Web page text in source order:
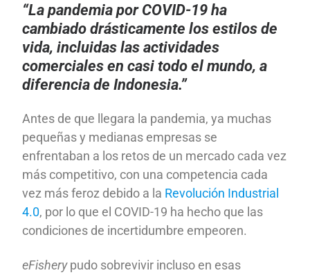
“La pandemia por COVID-19 ha
cambiado drásticamente los estilos de
vida, incluidas las actividades
comerciales en casi todo el mundo, a
diferencia de Indonesia.”
Antes de que llegara la pandemia, ya muchas
pequeñas y medianas empresas se
enfrentaban a los retos de un mercado cada vez
más competitivo, con una competencia cada
vez más feroz debido a la Revolución Industrial
4.0, por lo que el COVID-19 ha hecho que las
condiciones de incertidumbre empeoren.
eFisherypudo sobrevivir incluso en esas